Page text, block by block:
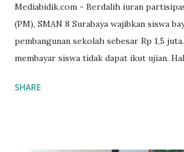
Mediabidik.com - Berdalih iuran
(PM), SMAN 8 Surabaya wajibkan siswa
pembangunan sekolah sebesar Rp 1,5
membayar siswa tidak dapat ikut ujian.
SMAN 8 Jalan Iskandar Muda Surabaya
SHARE